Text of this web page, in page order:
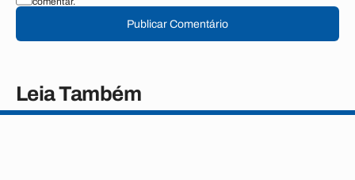
Publicar Comentário
Leia Também